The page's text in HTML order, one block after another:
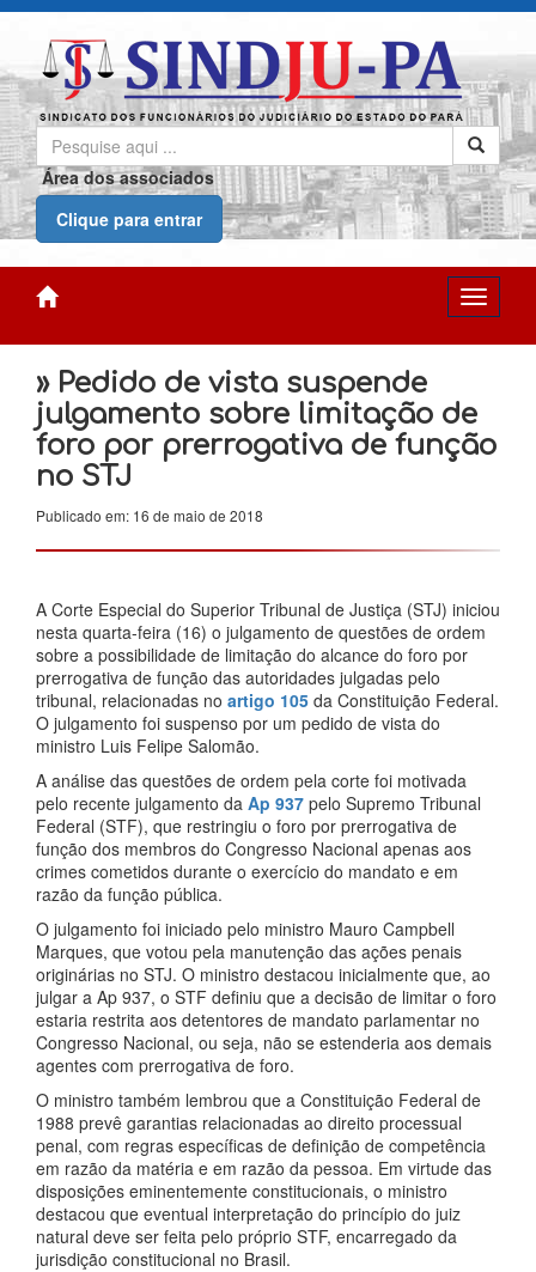
Área dos associados
Clique para entrar
» Pedido de vista suspende
julgamento sobre limitação de
foro por prerrogativa de função
no STJ
Publicado em: 16 de maio de 2018
A Corte Especial do Superior Tribunal de Justiça (STJ) iniciou
nesta quarta-feira (16) o julgamento de questões de ordem
sobre a possibilidade de limitação do alcance do foro por
prerrogativa de função das autoridades julgadas pelo
tribunal, relacionadas no artigo 105 da Constituição Federal.
O julgamento foi suspenso por um pedido de vista do
ministro Luis Felipe Salomão.
A análise das questões de ordem pela corte foi motivada
pelo recente julgamento da Ap 937 pelo Supremo Tribunal
Federal (STF), que restringiu o foro por prerrogativa de
função dos membros do Congresso Nacional apenas aos
crimes cometidos durante o exercício do mandato e em
razão da função pública.
O julgamento foi iniciado pelo ministro Mauro Campbell
Marques, que votou pela manutenção das ações penais
originárias no STJ. O ministro destacou inicialmente que, ao
julgar a Ap 937, o STF definiu que a decisão de limitar o foro
estaria restrita aos detentores de mandato parlamentar no
Congresso Nacional, ou seja, não se estenderia aos demais
agentes com prerrogativa de foro.
O ministro também lembrou que a Constituição Federal de
1988 prevê garantias relacionadas ao direito processual
penal, com regras específicas de definição de competência
em razão da matéria e em razão da pessoa. Em virtude das
disposições eminentemente constitucionais, o ministro
destacou que eventual interpretação do princípio do juiz
natural deve ser feita pelo próprio STF, encarregado da
jurisdição constitucional no Brasil.